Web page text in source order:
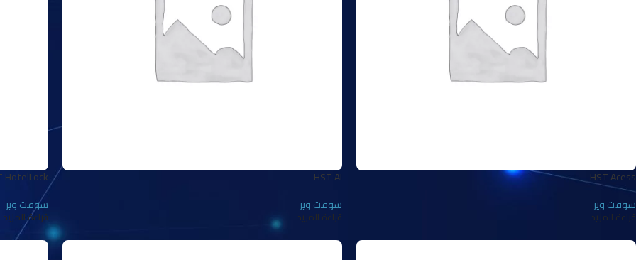
HST Acess
سوفت وير
قراءة المزيد
HST AI
سوفت وير
قراءة المزيد
HotelLock
سوفت وير
قراءة المزيد